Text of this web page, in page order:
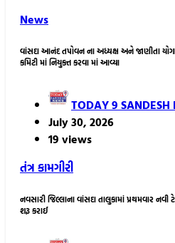
News
વાંસદા આનંદ તપોવન ના અધ્યક્ષ અને જાણીતા
કમિટી માં નિયુક્ત કરવા માં આવ્યા
TODAY 9 SANDESH
July 30, 2026
19 views
તંત્ર કામગીરી
નવસારી જિલ્લાના વાંસદા તાલુકામાં પ્રથમવાર નવી
શરૂ કરાઈ